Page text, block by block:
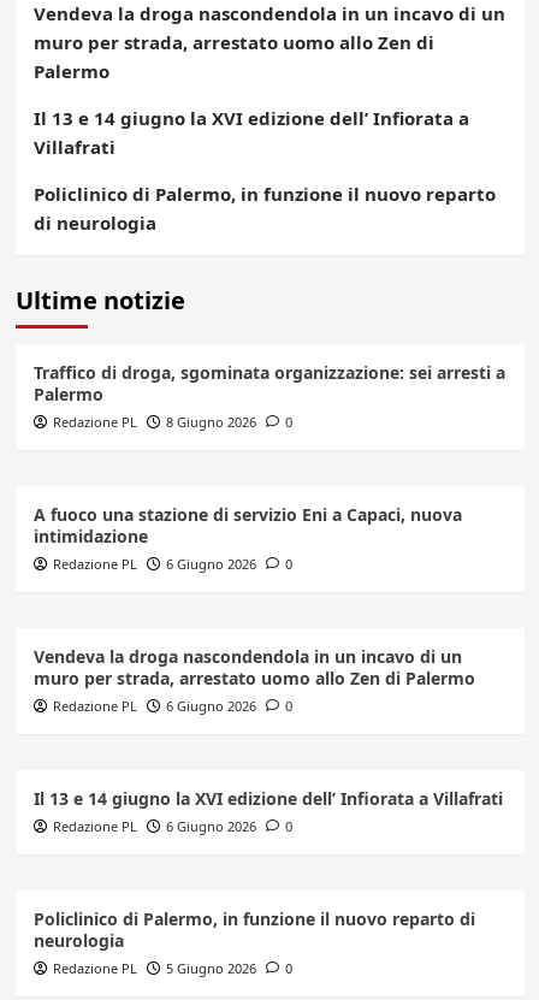
Vendeva la droga nascondendola in un incavo di un
muro per strada, arrestato uomo allo Zen di
Palermo
Il 13 e 14 giugno la XVI edizione dell’ Infiorata a
Villafrati
Policlinico di Palermo, in funzione il nuovo reparto
di neurologia
Ultime notizie
Traffico di droga, sgominata organizzazione: sei arresti a
Palermo
Redazione PL 8 Giugno 2026 0
A fuoco una stazione di servizio Eni a Capaci, nuova
intimidazione
Redazione PL 6 Giugno 2026 0
Vendeva la droga nascondendola in un incavo di un
muro per strada, arrestato uomo allo Zen di Palermo
Redazione PL 6 Giugno 2026 0
Il 13 e 14 giugno la XVI edizione dell’ Infiorata a Villafrati
Redazione PL 6 Giugno 2026 0
Policlinico di Palermo, in funzione il nuovo reparto di
neurologia
Redazione PL 5 Giugno 2026 0